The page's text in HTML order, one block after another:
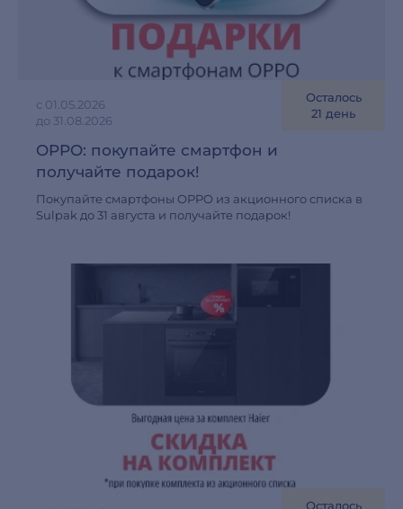
с 01.05.2026
до 31.08.2026
Осталось
21 день
OPPO: покупайте смартфон и
получайте подарок!
Покупайте смартфоны OPPO из акционного списка в
Sulpak до 31 августа и получайте подарок!
Осталось